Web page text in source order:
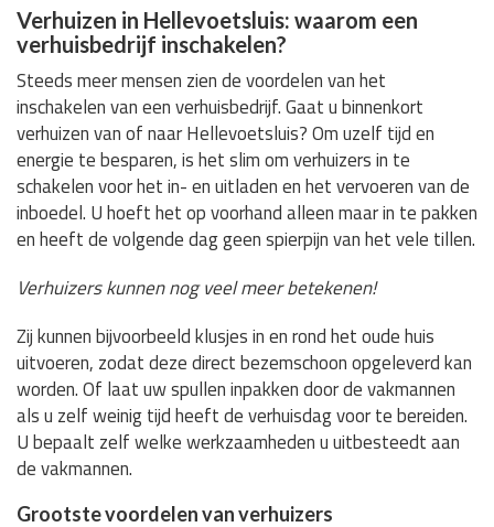
Verhuizen in Hellevoetsluis: waarom een
verhuisbedrijf inschakelen?
Steeds meer mensen zien de voordelen van het
inschakelen van een verhuisbedrijf. Gaat u binnenkort
verhuizen van of naar Hellevoetsluis? Om uzelf tijd en
energie te besparen, is het slim om verhuizers in te
schakelen voor het in- en uitladen en het vervoeren van de
inboedel. U hoeft het op voorhand alleen maar in te pakken
en heeft de volgende dag geen spierpijn van het vele tillen.
Verhuizers kunnen nog veel meer betekenen!
Zij kunnen bijvoorbeeld klusjes in en rond het oude huis
uitvoeren, zodat deze direct bezemschoon opgeleverd kan
worden. Of laat uw spullen inpakken door de vakmannen
als u zelf weinig tijd heeft de verhuisdag voor te bereiden.
U bepaalt zelf welke werkzaamheden u uitbesteedt aan
de vakmannen.
Grootste voordelen van verhuizers